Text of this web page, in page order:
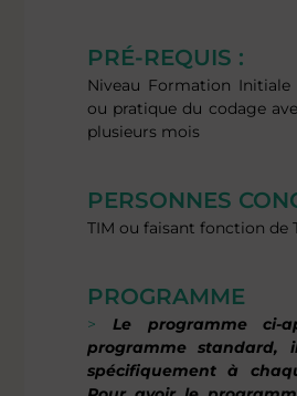
PRÉ-REQUIS :
Niveau Formation Initiale
ou pratique du codage
plusieurs mois
PERSONNES
TIM ou faisant fonction de
PROGRAMME
Le programme ci-
programme standard,
spécifiquement à